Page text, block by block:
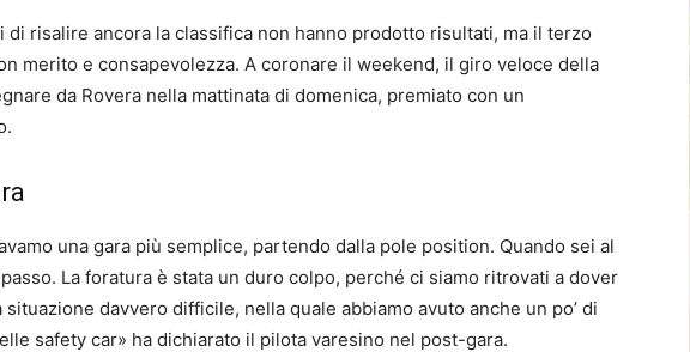
di risalire ancora la classifica non hanno prodotto risultati, ma il terzo
merito e consapevolezza. A coronare il weekend, il giro veloce della
da Rovera nella mattinata di domenica, premiato con un
una gara più semplice, partendo dalla pole position. Quando sei al
La foratura è stata un duro colpo, perché ci siamo ritrovati a dover
davvero difficile, nella quale abbiamo avuto anche un po’ di
safety car» ha dichiarato il pilota varesino nel post-gara.